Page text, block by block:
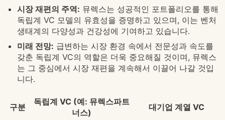
시장 재편의 주역: 뮤렉스는 성공적인 포트폴리오를 통해
독립계 VC 모델의 유효성을 증명하고 있으며, 이는 벤처
생태계의 다양성과 건강성에 기여하고 있습니다.
미래 전망: 급변하는 시장 환경 속에서 전문성과 속도를
갖춘 독립계 VC의 역할은 더욱 중요해질 것이며, 뮤렉스
는 그 중심에서 시장 재편을 계속해서 이끌어 나갈 것입
니다.
구분
독립계 VC (예: 뮤렉스파트
너스)
대기업 계열 VC